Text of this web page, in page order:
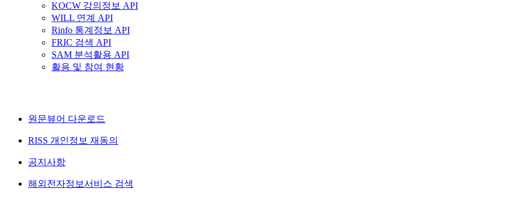
KOCW 강의정보 API
WILL 연계 API
Rinfo 통계정보 API
FRIC 검색 API
SAM 분석활용 API
활용 및 참여 현황
원문뷰어 다운로드
RISS 개인정보 재동의
공지사항
해외전자정보서비스 검색